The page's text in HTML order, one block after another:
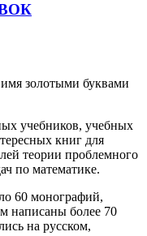
золотыми буквами
учебников, учебных
книг для
теории проблемного
по математике.
60 монографий,
написаны более 70
на русском,